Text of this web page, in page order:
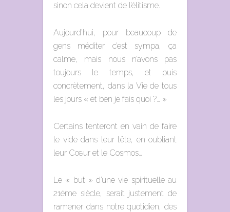
sinon cela devient de l’élitisme.
Aujourd’hui, pour beaucoup de
gens méditer c’est sympa, ça
calme, mais nous n’avons pas
toujours le temps, et puis
concrètement, dans la Vie de tous
les jours « et ben je fais quoi ?… »
Certains tenteront en vain de faire
le vide dans leur tête, en oubliant
leur Cœur et le Cosmos…
Le « but » d’une vie spirituelle au
21éme siècle, serait justement de
ramener dans notre quotidien, des